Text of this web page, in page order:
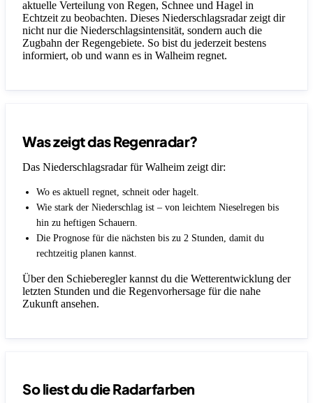
aktuelle Verteilung von Regen, Schnee und Hagel in
Echtzeit zu beobachten. Dieses Niederschlagsradar zeigt dir
nicht nur die Niederschlagsintensität, sondern auch die
Zugbahn der Regengebiete. So bist du jederzeit bestens
informiert, ob und wann es in Walheim regnet.
Was zeigt das Regenradar?
Das Niederschlagsradar für Walheim zeigt dir:
Wo es aktuell regnet, schneit oder hagelt.
Wie stark der Niederschlag ist – von leichtem Nieselregen bis
hin zu heftigen Schauern.
Die Prognose für die nächsten bis zu 2 Stunden, damit du
rechtzeitig planen kannst.
Über den Schieberegler kannst du die Wetterentwicklung der
letzten Stunden und die Regenvorhersage für die nahe
Zukunft ansehen.
So liest du die Radarfarben